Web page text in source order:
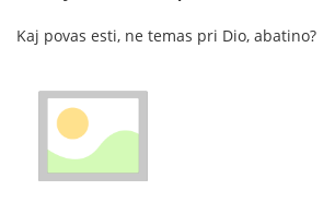
Kaj povas esti, ne temas pri Dio, abatino?